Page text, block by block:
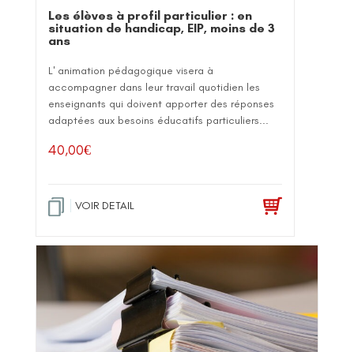
Les élèves à profil particulier : en
situation de handicap, EIP, moins de 3
ans
L' animation pédagogique visera à
accompagner dans leur travail quotidien les
enseignants qui doivent apporter des réponses
adaptées aux besoins éducatifs particuliers...
40,00€
VOIR DETAIL